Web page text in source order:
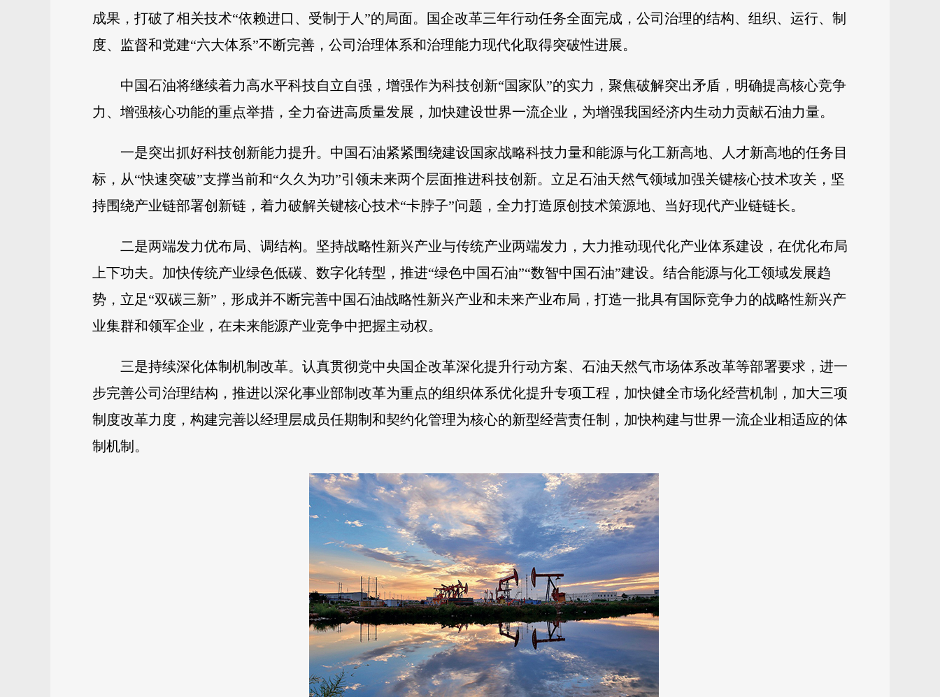
成果，打破了相关技术“依赖进口、受制于人”的局面。国企改革三年行动任务全面完成，公司治理的结构、组织、运行、制
度、监督和党建“六大体系”不断完善，公司治理体系和治理能力现代化取得突破性进展。
中国石油将继续着力高水平科技自立自强，增强作为科技创新“国家队”的实力，聚焦破解突出矛盾，明确提高核心竞争
力、增强核心功能的重点举措，全力奋进高质量发展，加快建设世界一流企业，为增强我国经济内生动力贡献石油力量。
一是突出抓好科技创新能力提升。中国石油紧紧围绕建设国家战略科技力量和能源与化工新高地、人才新高地的任务目
标，从“快速突破”支撑当前和“久久为功”引领未来两个层面推进科技创新。立足石油天然气领域加强关键核心技术攻关，坚
持围绕产业链部署创新链，着力破解关键核心技术“卡脖子”问题，全力打造原创技术策源地、当好现代产业链链长。
二是两端发力优布局、调结构。坚持战略性新兴产业与传统产业两端发力，大力推动现代化产业体系建设，在优化布局
上下功夫。加快传统产业绿色低碳、数字化转型，推进“绿色中国石油”“数智中国石油”建设。结合能源与化工领域发展趋
势，立足“双碳三新”，形成并不断完善中国石油战略性新兴产业和未来产业布局，打造一批具有国际竞争力的战略性新兴产
业集群和领军企业，在未来能源产业竞争中把握主动权。
三是持续深化体制机制改革。认真贯彻党中央国企改革深化提升行动方案、石油天然气市场体系改革等部署要求，进一
步完善公司治理结构，推进以深化事业部制改革为重点的组织体系优化提升专项工程，加快健全市场化经营机制，加大三项
制度改革力度，构建完善以经理层成员任期制和契约化管理为核心的新型经营责任制，加快构建与世界一流企业相适应的体
制机制。